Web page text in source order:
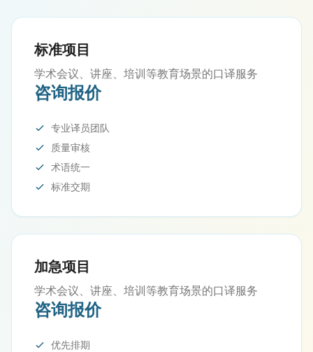
标准项目
学术会议、讲座、培训等教育场景的口译服务
咨询报价
专业译员团队
质量审核
术语统一
标准交期
加急项目
学术会议、讲座、培训等教育场景的口译服务
咨询报价
优先排期